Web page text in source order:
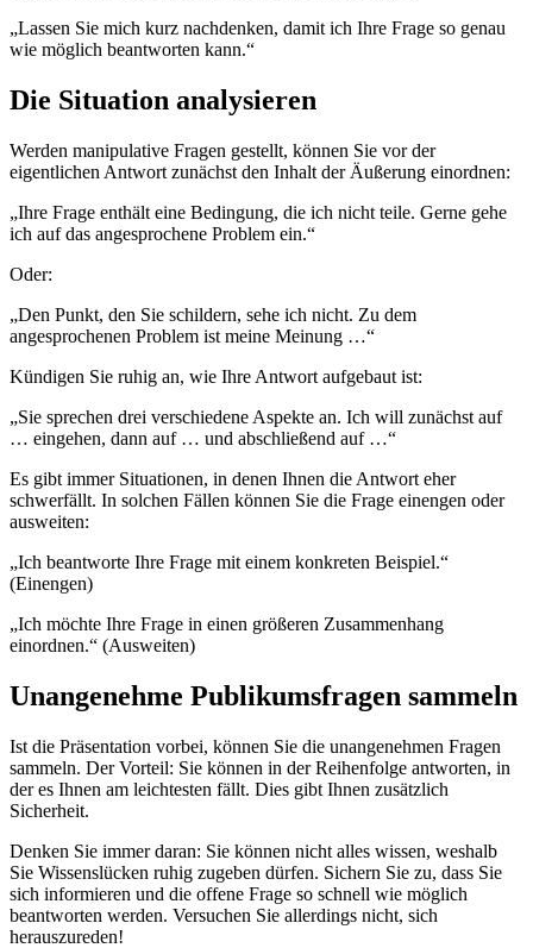
„Lassen Sie mich kurz nachdenken, damit ich Ihre Frage so genau
wie möglich beantworten kann.“
Die Situation analysieren
Werden manipulative Fragen gestellt, können Sie vor der
eigentlichen Antwort zunächst den Inhalt der Äußerung einordnen:
„Ihre Frage enthält eine Bedingung, die ich nicht teile. Gerne gehe
ich auf das angesprochene Problem ein.“
Oder:
„Den Punkt, den Sie schildern, sehe ich nicht. Zu dem
angesprochenen Problem ist meine Meinung …“
Kündigen Sie ruhig an, wie Ihre Antwort aufgebaut ist:
„Sie sprechen drei verschiedene Aspekte an. Ich will zunächst auf
… eingehen, dann auf … und abschließend auf …“
Es gibt immer Situationen, in denen Ihnen die Antwort eher
schwerfällt. In solchen Fällen können Sie die Frage einengen oder
ausweiten:
„Ich beantworte Ihre Frage mit einem konkreten Beispiel.“
(Einengen)
„Ich möchte Ihre Frage in einen größeren Zusammenhang
einordnen.“ (Ausweiten)
Unangenehme Publikumsfragen sammeln
Ist die Präsentation vorbei, können Sie die unangenehmen Fragen
sammeln. Der Vorteil: Sie können in der Reihenfolge antworten, in
der es Ihnen am leichtesten fällt. Dies gibt Ihnen zusätzlich
Sicherheit.
Denken Sie immer daran: Sie können nicht alles wissen, weshalb
Sie Wissenslücken ruhig zugeben dürfen. Sichern Sie zu, dass Sie
sich informieren und die offene Frage so schnell wie möglich
beantworten werden. Versuchen Sie allerdings nicht, sich
herauszureden!